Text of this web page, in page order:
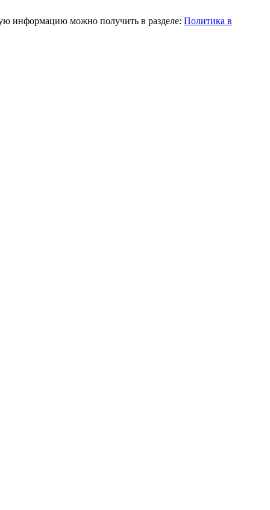
информацию можно получить в разделе: Политика в